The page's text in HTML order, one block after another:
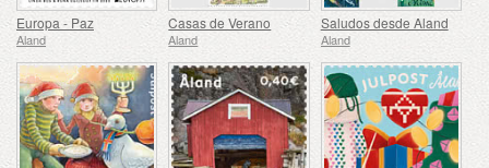
Europa - Paz
Aland
Casas de Verano
Aland
Saludos desde Aland
Aland